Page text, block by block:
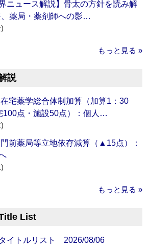
ニュース解説】骨太の方針を読み解
、薬局・薬剤師への影…
もっと見る »
説
在宅薬学総合体制加算（加算1：30
100点・施設50点）：個人…
門前薬局等立地依存減算（▲15点）：
もっと見る »
List
イトルリスト 2026/08/06